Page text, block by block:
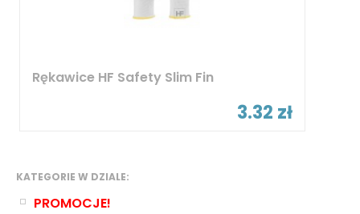
KATEGORIE W DZIALE:
PROMOCJE!
Rękawice HF Safety Slim Fin
3.32 zł